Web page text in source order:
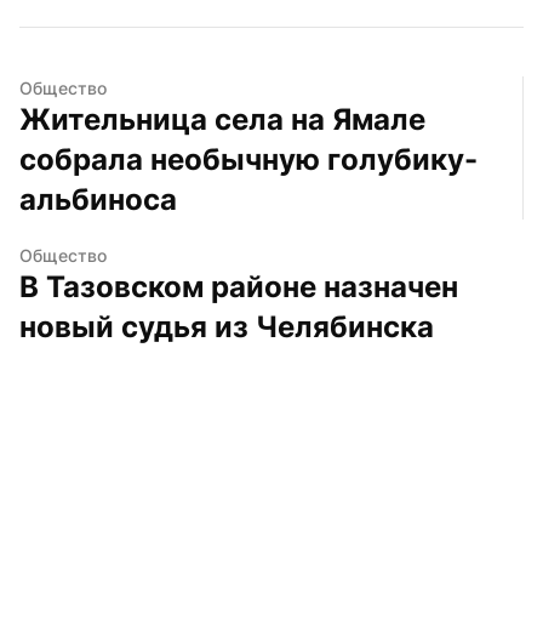
Общество
Жительница села на Ямале
собрала необычную голубику-
альбиноса
Общество
В Тазовском районе назначен
новый судья из Челябинска